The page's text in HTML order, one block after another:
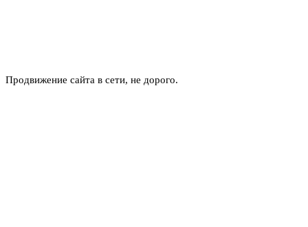
Продвижение сайта в сети, не дорого.